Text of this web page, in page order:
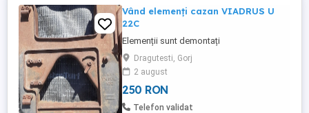
Vând elemenți cazan VIADRUS U
22C
Elemenții sunt demontați
Dragutesti, Gorj
2 august
250 RON
Telefon validat